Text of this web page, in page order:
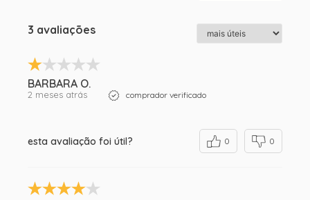
3 avaliações
BARBARA O.
2 meses atrás comprador verificado
esta avaliação foi útil? 0 0